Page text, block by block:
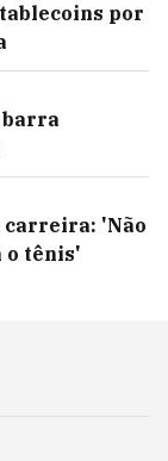
por
carreira: 'Não
o tênis'